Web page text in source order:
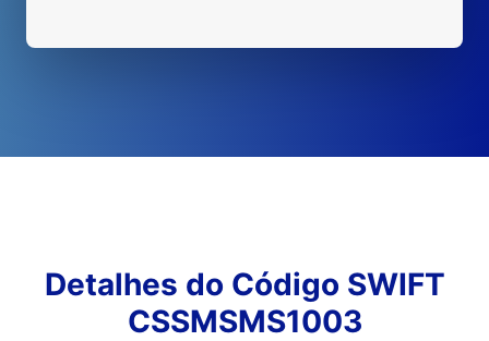
Detalhes do Código SWIFT
CSSMSMS1003